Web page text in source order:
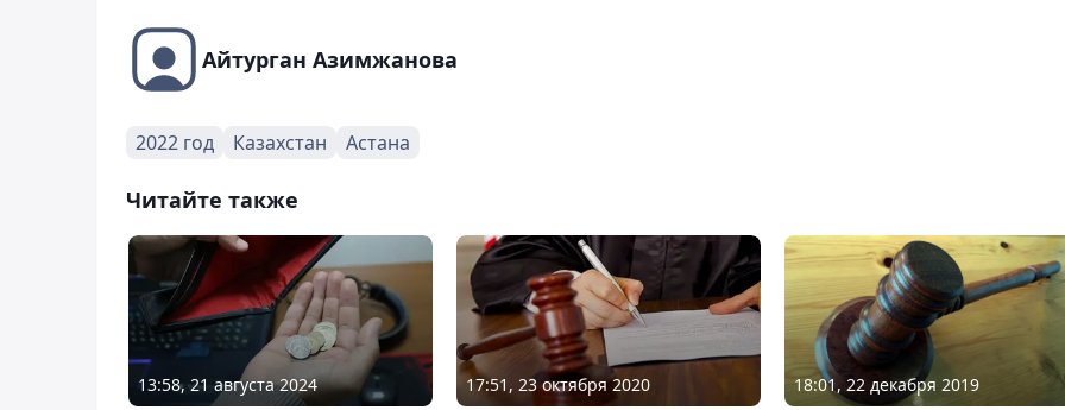
Айтурган Азимжанова
2022 год Казахстан Астана
Читайте также
13:58, 21 августа 2024 17:51, 23 октября 2020 18:01, 22 декабря 2019